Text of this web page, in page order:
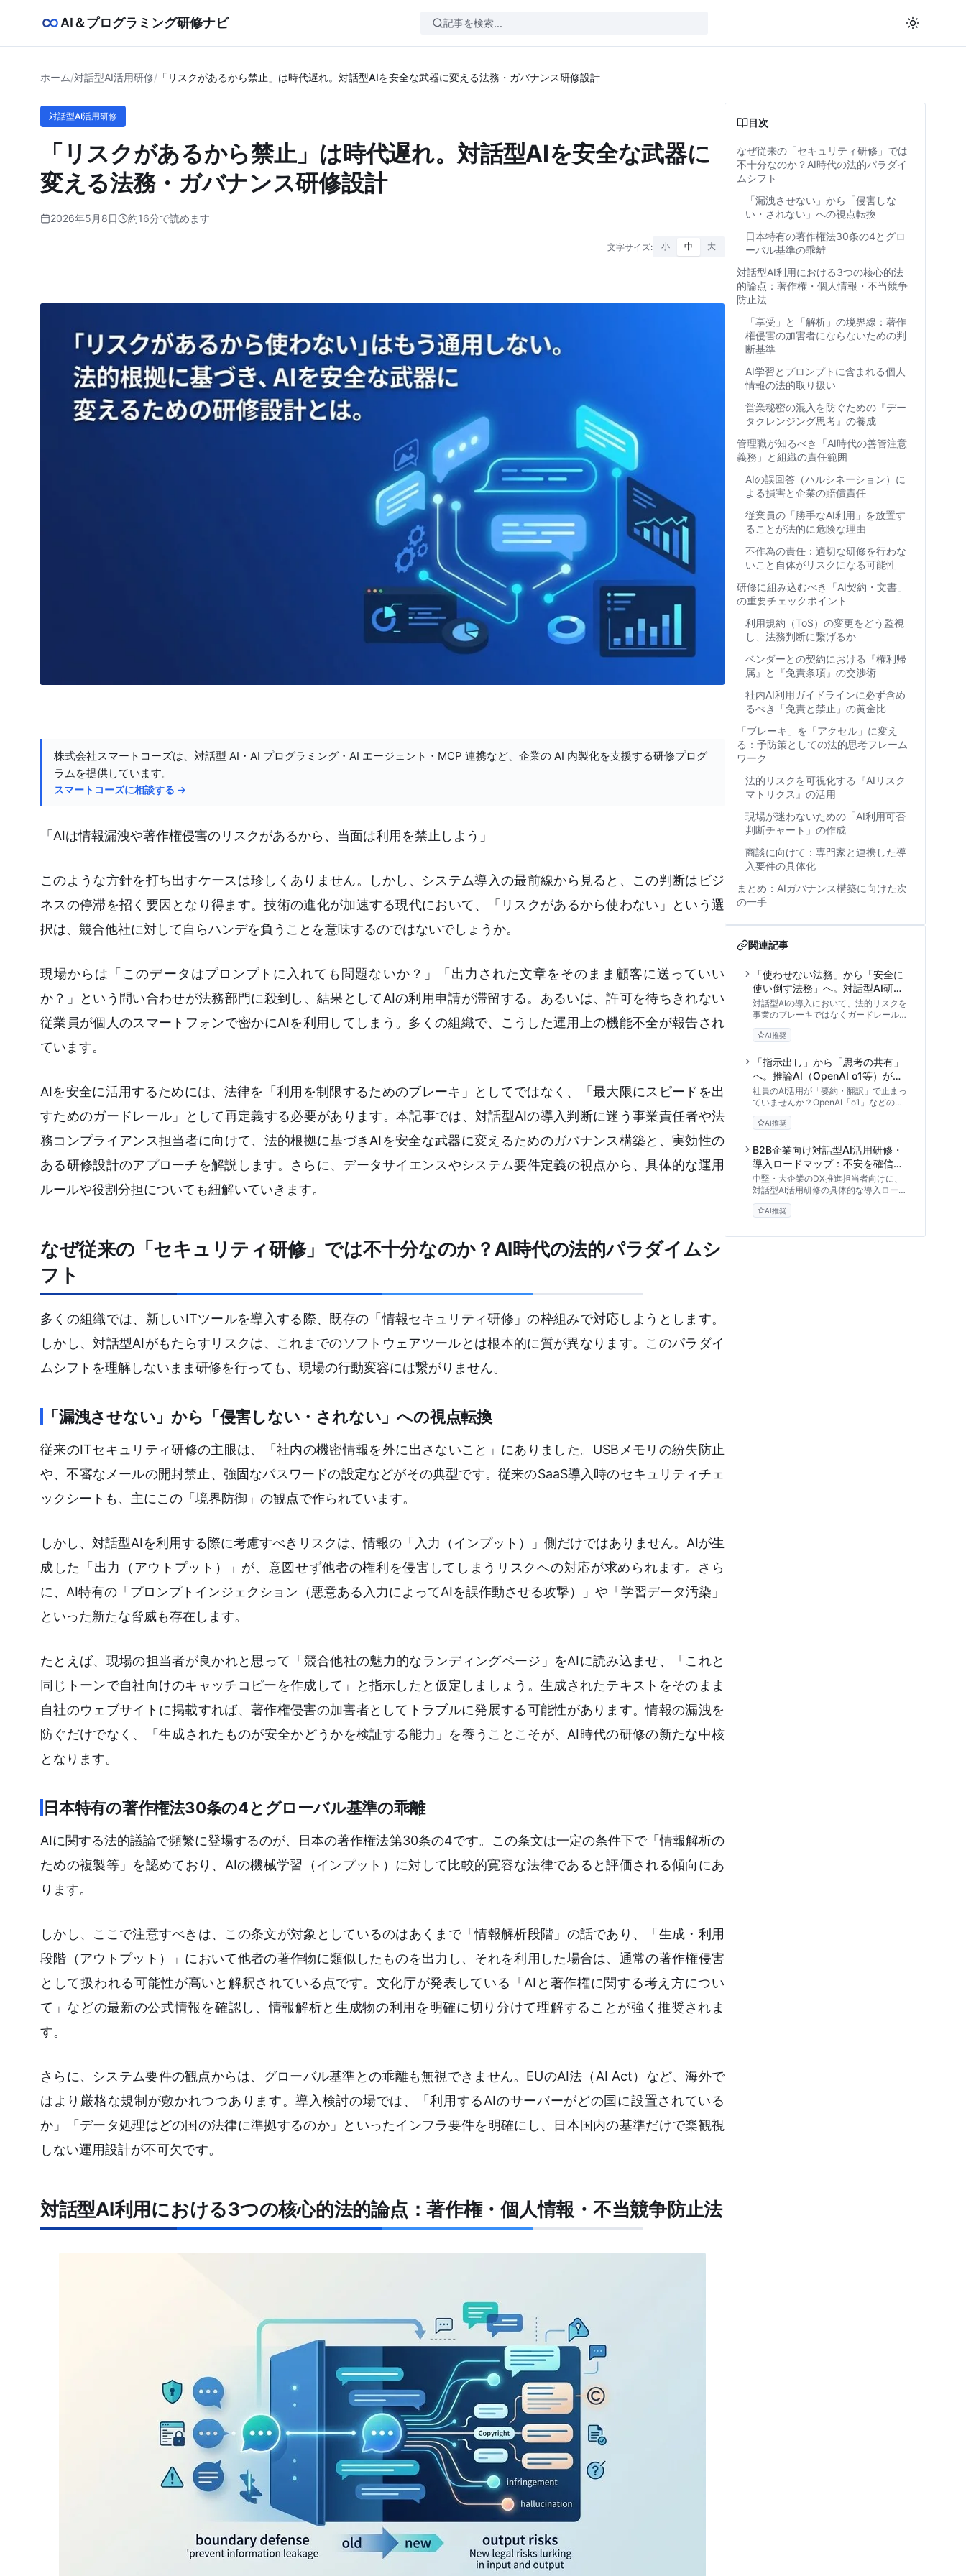
AI＆プログラミング研修ナビ
ホーム/対話型AI活用研修/ 「リスクがあるから禁止」は時代遅れ。対話型AIを安全な武器に変える法務・ガバナンス研修設計
対話型AI活用研修
「リスクがあるから禁止」は時代遅れ。対話型AIを安全な武器に
変える法務・ガバナンス研修設計
2026年5月8日 約16分で読めます
文字サイズ: 小 中 大
株式会社スマートコーズは、対話型 AI・AI プログラミング・AI エージェント・MCP 連携など、企業の AI 内製化を支援する研修プログ
ラムを提供しています。
スマートコーズに相談する →
「AIは情報漏洩や著作権侵害のリスクがあるから、当面は利用を禁止しよう」
このような方針を打ち出すケースは珍しくありません。しかし、システム導入の最前線から見ると、この判断はビジ
ネスの停滞を招く要因となり得ます。技術の進化が加速する現代において、「リスクがあるから使わない」という選
択は、競合他社に対して自らハンデを負うことを意味するのではないでしょうか。
現場からは「このデータはプロンプトに入れても問題ないか？」「出力された文章をそのまま顧客に送っていい
か？」という問い合わせが法務部門に殺到し、結果としてAIの利用申請が滞留する。あるいは、許可を待ちきれない
従業員が個人のスマートフォンで密かにAIを利用してしまう。多くの組織で、こうした運用上の機能不全が報告され
ています。
AIを安全に活用するためには、法律を「利用を制限するためのブレーキ」としてではなく、「最大限にスピードを出
すためのガードレール」として再定義する必要があります。本記事では、対話型AIの導入判断に迷う事業責任者や法
務コンプライアンス担当者に向けて、法的根拠に基づきAIを安全な武器に変えるためのガバナンス構築と、実効性の
ある研修設計のアプローチを解説します。さらに、データサイエンスやシステム要件定義の視点から、具体的な運用
ルールや役割分担についても紐解いていきます。
なぜ従来の「セキュリティ研修」では不十分なのか？AI時代の法的パラダイムシ
フト
多くの組織では、新しいITツールを導入する際、既存の「情報セキュリティ研修」の枠組みで対応しようとします。
しかし、対話型AIがもたらすリスクは、これまでのソフトウェアツールとは根本的に質が異なります。このパラダイ
ムシフトを理解しないまま研修を行っても、現場の行動変容には繋がりません。
「漏洩させない」から「侵害しない・されない」への視点転換
従来のITセキュリティ研修の主眼は、「社内の機密情報を外に出さないこと」にありました。USBメモリの紛失防止
や、不審なメールの開封禁止、強固なパスワードの設定などがその典型です。従来のSaaS導入時のセキュリティチェ
ックシートも、主にこの「境界防御」の観点で作られています。
しかし、対話型AIを利用する際に考慮すべきリスクは、情報の「入力（インプット）」側だけではありません。AIが生
成した「出力（アウトプット）」が、意図せず他者の権利を侵害してしまうリスクへの対応が求められます。さら
に、AI特有の「プロンプトインジェクション（悪意ある入力によってAIを誤作動させる攻撃）」や「学習データ汚染」
といった新たな脅威も存在します。
たとえば、現場の担当者が良かれと思って「競合他社の魅力的なランディングページ」をAIに読み込ませ、「これと
同じトーンで自社向けのキャッチコピーを作成して」と指示したと仮定しましょう。生成されたテキストをそのまま
自社のウェブサイトに掲載すれば、著作権侵害の加害者としてトラブルに発展する可能性があります。情報の漏洩を
防ぐだけでなく、「生成されたものが安全かどうかを検証する能力」を養うことこそが、AI時代の研修の新たな中核
となります。
日本特有の著作権法30条の4とグローバル基準の乖離
AIに関する法的議論で頻繁に登場するのが、日本の著作権法第30条の4です。この条文は一定の条件下で「情報解析の
ための複製等」を認めており、AIの機械学習（インプット）に対して比較的寛容な法律であると評価される傾向にあ
ります。
しかし、ここで注意すべきは、この条文が対象としているのはあくまで「情報解析段階」の話であり、「生成・利用
段階（アウトプット）」において他者の著作物に類似したものを出力し、それを利用した場合は、通常の著作権侵害
として扱われる可能性が高いと解釈されている点です。文化庁が発表している「AIと著作権に関する考え方につい
て」などの最新の公式情報を確認し、情報解析と生成物の利用を明確に切り分けて理解することが強く推奨されま
す。
さらに、システム要件の観点からは、グローバル基準との乖離も無視できません。EUのAI法（AI Act）など、海外で
はより厳格な規制が敷かれつつあります。導入検討の場では、「利用するAIのサーバーがどの国に設置されている
か」「データ処理はどの国の法律に準拠するのか」といったインフラ要件を明確にし、日本国内の基準だけで楽観視
しない運用設計が不可欠です。
対話型AI利用における3つの核心的法的論点：著作権・個人情報・不当競争防止法
目次
なぜ従来の「セキュリティ研修」では
不十分なのか？AI時代の法的パラダイ
ムシフト
「漏洩させない」から「侵害しな
い・されない」への視点転換
日本特有の著作権法30条の4とグロ
ーバル基準の乖離
対話型AI利用における3つの核心的法
的論点：著作権・個人情報・不当競争
防止法
「享受」と「解析」の境界線：著作
権侵害の加害者にならないための判
断基準
AI学習とプロンプトに含まれる個人
情報の法的取り扱い
営業秘密の混入を防ぐための『デー
タクレンジング思考』の養成
管理職が知るべき「AI時代の善管注意
義務」と組織の責任範囲
AIの誤回答（ハルシネーション）に
よる損害と企業の賠償責任
従業員の「勝手なAI利用」を放置す
ることが法的に危険な理由
不作為の責任：適切な研修を行わな
いこと自体がリスクになる可能性
研修に組み込むべき「AI契約・文書」
の重要チェックポイント
利用規約（ToS）の変更をどう監視
し、法務判断に繋げるか
ベンダーとの契約における『権利帰
属』と『免責条項』の交渉術
社内AI利用ガイドラインに必ず含め
るべき「免責と禁止」の黄金比
「ブレーキ」を「アクセル」に変え
る：予防策としての法的思考フレーム
ワーク
法的リスクを可視化する『AIリスク
マトリクス』の活用
現場が迷わないための「AI利用可否
判断チャート」の作成
商談に向けて：専門家と連携した導
入要件の具体化
まとめ：AIガバナンス構築に向けた次
の一手
関連記事
「使わせない法務」から「安全に
使い倒す法務」へ。対話型AI研修
が導くリーガル・デザイン
対話型AIの導入において、法的リスクを
事業のブレーキではなくガードレールに
変える「リーガル・デザイン」の手法を
解説。法務部門が主導する研修設計や、
ラインの必須条項など、実務に直結する
アプローチを提供します。
AI推奨
「指示出し」から「思考の共有」
へ。推論AI（OpenAI o1等）が変
える対話型AI研修と2025年の人
材育成
社員のAI活用が「要約・翻訳」で止まっ
ていませんか？OpenAI「o1」などの推
論AIの登場により、プロンプト入力のス
キルよりも「AIとどう考えるか」が重要
い対話型AI研修のカリキュラムと、組織
のAIリテラシーを高める実践的なステッ
プを専門家が解説します。
AI推奨
B2B企業向け対話型AI活用研修・
導入ロードマップ：不安を確信に
変える実践アプローチ
中堅・大企業のDX推進担当者向けに、
対話型AI活用研修の具体的な導入ロード
マップを解説。現場の抵抗感やセキュリ
ティ不安を解消し、組織全体にAIリテラ
ーチとリスク管理の手法を専門家の視点
AI推奨